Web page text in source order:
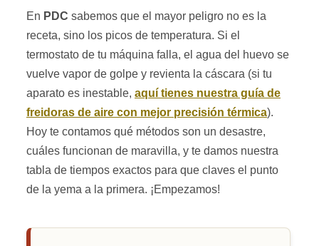
En PDC sabemos que el mayor peligro no es la
receta, sino los picos de temperatura. Si el
termostato de tu máquina falla, el agua del huevo se
vuelve vapor de golpe y revienta la cáscara (si tu
aparato es inestable, aquí tienes nuestra guía de
freidoras de aire con mejor precisión térmica).
Hoy te contamos qué métodos son un desastre,
cuáles funcionan de maravilla, y te damos nuestra
tabla de tiempos exactos para que claves el punto
de la yema a la primera. ¡Empezamos!